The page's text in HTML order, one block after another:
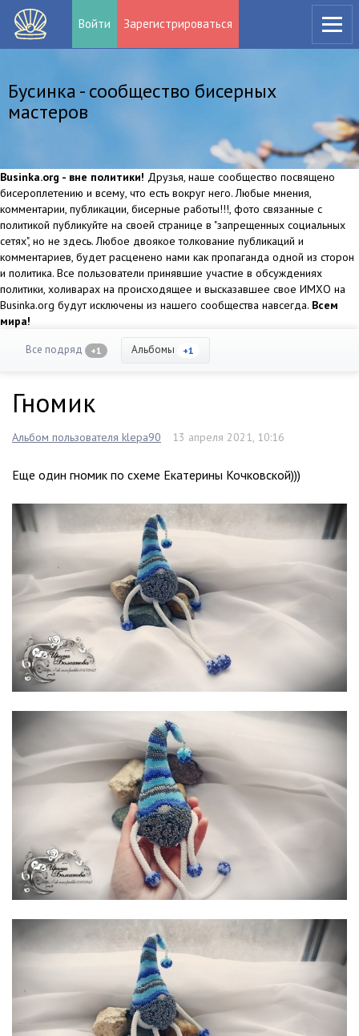
Войти Зарегистрироваться
Бусинка - сообщество бисерных
мастеров
Businka.org - вне политики! Друзья, наше сообщество посвящено
бисероплетению и всему, что есть вокруг него. Любые мнения,
комментарии, публикации, бисерные работы!!!, фото связанные с
политикой публикуйте на своей странице в "запрещенных социальных
сетях", но не здесь. Любое двоякое толкование публикаций и
комментариев, будет расценено нами как пропаганда одной из сторон
и политика. Все пользователи принявшие участие в обсуждениях
политики, холиварах на происходящее и высказавшее свое ИМХО на
Businka.org будут исключены из нашего сообщества навсегда. Всем
мира!
Все подряд +1 Альбомы +1
Гномик
Альбом пользователя klepa90 13 апреля 2021, 10:16
Еще один гномик по схеме Екатерины Кочковской)))